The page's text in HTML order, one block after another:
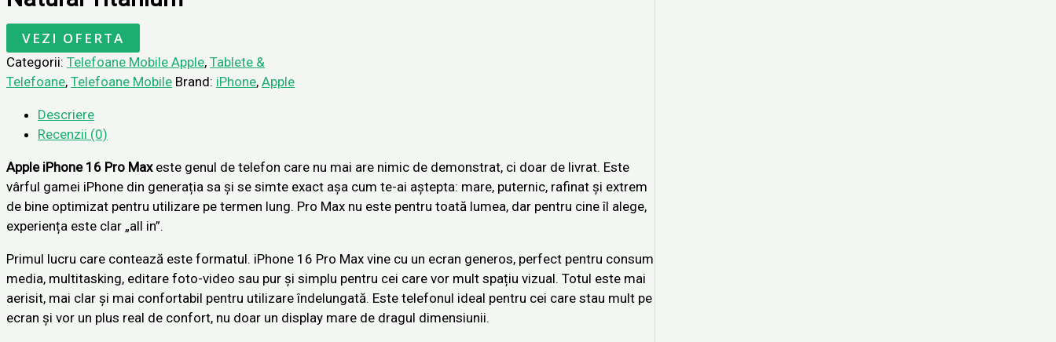
VEZI OFERTA
Categorii: Telefoane Mobile Apple, Tablete &
Telefoane, Telefoane Mobile Brand: iPhone, Apple
Descriere
Recenzii (0)
AppleiPhone 16 Pro Maxeste genul de telefon care nu mai are nimic de demonstrat, ci doar de livrat. Este
vârful gamei iPhone din generația sa și se simte exact așa cum te-ai aștepta: mare, puternic, rafinat și extrem
de bine optimizat pentru utilizare pe termen lung. Pro Max nu este pentru toată lumea, dar pentru cine îl alege,
experiența este clar „all in”.
Primul lucru care contează este formatul. iPhone 16 Pro Max vine cu un ecran generos, perfect pentru consum
media, multitasking, editare foto-video sau pur și simplu pentru cei care vor mult spațiu vizual. Totul este mai
aerisit, mai clar și mai confortabil pentru utilizare îndelungată. Este telefonul ideal pentru cei care stau mult pe
ecran și vor un plus real de confort, nu doar un display mare de dragul dimensiunii.